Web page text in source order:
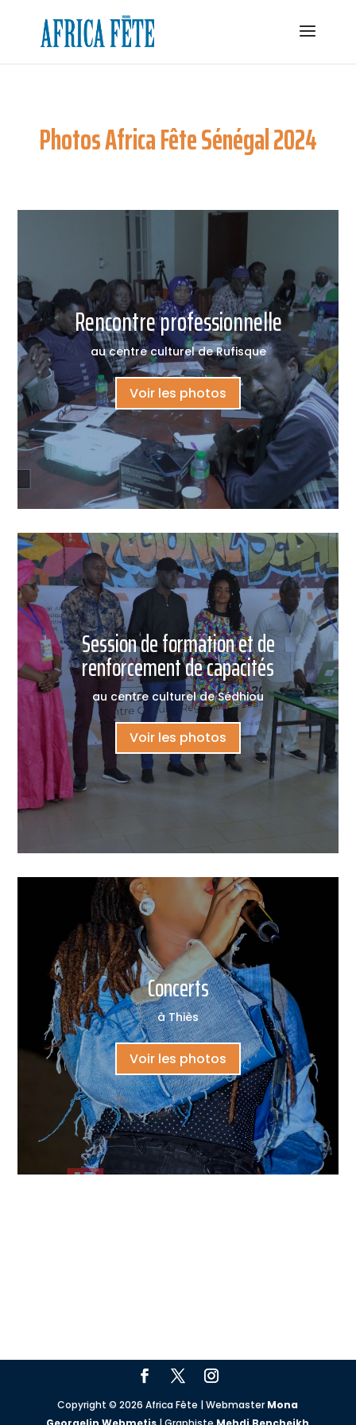
Photos Africa Fête Sénégal 2024
Rencontre professionnelle
au centre culturel de Rufisque
Voir les photos
Session de formation et de
renforcement de capacités
au centre culturel de Sédhiou
Voir les photos
Concerts
à Thiès
Voir les photos
Copyright © 2026 Africa Fête | Webmaster Mona